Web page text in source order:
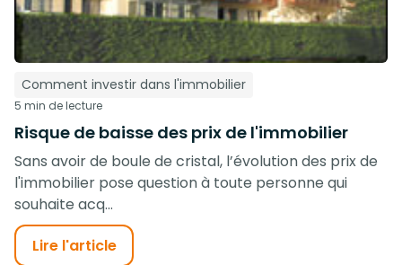
Comment investir dans l'immobilier
5 min de lecture
Risque de baisse des prix de l'immobilier
Sans avoir de boule de cristal, l’évolution des prix de
l'immobilier pose question à toute personne qui
souhaite acq...
Lire l'article